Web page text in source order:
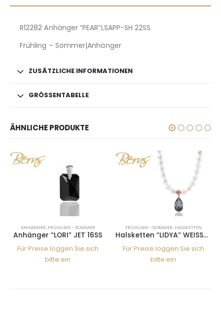
R12282 Anhänger “PEAR”LSAPP-SH 22SS
Frühling – Sommer|Anhänger
ZUSÄTZLICHE INFORMATIONEN
GRÖSSENTABELLE
ÄHNLICHE PRODUKTE
ANHÄNGER, FRÜHLING - SOMMER
Anhänger “LORI” JET 16SS
Für Preise loggen Sie sich
bitte ein
FRÜHLING - SOMMER, HALSKETTEN
Halsketten “LIDYA” WEISS-SINI RG
Für Preise loggen Sie sich
bitte ein